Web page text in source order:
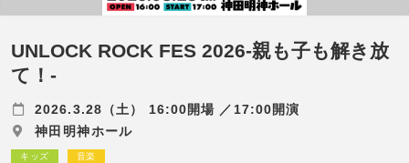
UNLOCK ROCK FES 2026-親も子も解き放
て！-
2026.3.28（土） 16:00開場 ／17:00開演
神田明神ホール
キッズ 音楽